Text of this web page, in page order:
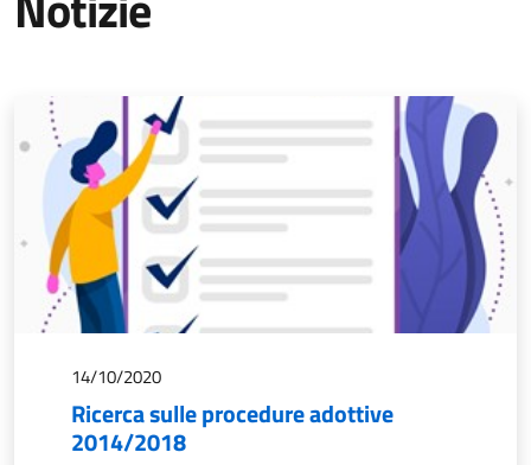
14/10/2020
Ricerca sulle procedure adottive
2014/2018